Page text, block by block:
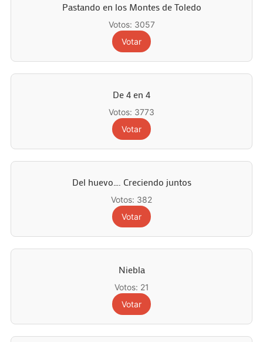
Pastando en los Montes de Toledo
Votos: 3057
Votar
De 4 en 4
Votos: 3773
Votar
Del huevo…. Creciendo juntos
Votos: 382
Votar
Niebla
Votos: 21
Votar